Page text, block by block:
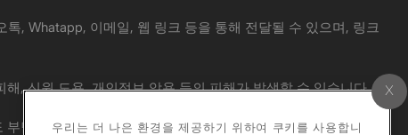
, Whatapp, 이메일, 웹 링크 등을 통해 전달될 수 있으며, 링크
, 신원 도용, 개인정보 악용 등의 피해가 발생할 수 있습니다.
담하지 않습니다. 의심스러운 메시지를 받으신 경우, 공식 웹사
우리는 더 나은 환경을 제공하기 위하여 쿠키를 사용합니